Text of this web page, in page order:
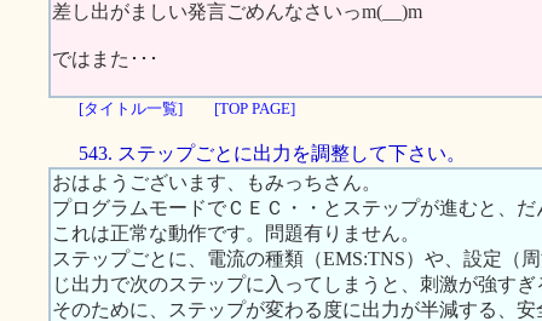
差し出がましい発言ごめんなさいっm(__)m
ではまた･･･
[タイトル一覧] [TOP PAGE]
543. ステップごとに出力を調整して下さい。
おはようございます、もみっちさん。
プログラムモードでＣＥＣ・・とステップが進むと、
これは正常な動作です。問題有りません。
ステップごとに、電流の種類（EMS:TNS）や、設定（
じ出力で次のステップに入ってしまうと、刺激が強す
そのために、ステップが変わる度に出力が半減する、